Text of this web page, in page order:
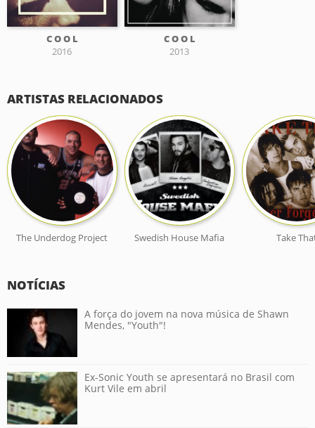
C O O L
2016
C O O L
2013
ARTISTAS RELACIONADOS
The Underdog Project Swedish House Mafia Take
NOTÍCIAS
A força do jovem na nova música de Shawn
Mendes, "Youth"!
Ex-Sonic Youth se apresentará no Brasil com
Kurt Vile em abril